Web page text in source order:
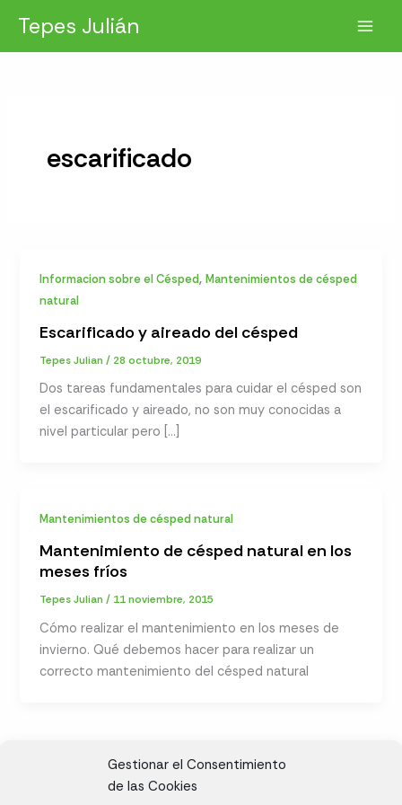
Gestionar el Consentimiento
de las Cookies
contenido
Tepes Julián
escarificado
Informacion sobre el Césped,Mantenimientos de césped
natural
Escarificado y aireado del césped
Tepes Julian/ 28 octubre, 2019
Dos tareas fundamentales para cuidar el césped son
el escarificado y aireado, no son muy conocidas a
nivel particular pero […]
Mantenimientos de césped natural
Mantenimiento de césped natural en los
meses fríos
Tepes Julian/ 11 noviembre, 2015
Cómo realizar el mantenimiento en los meses de
invierno. Qué debemos hacer para realizar un
correcto mantenimiento del césped natural